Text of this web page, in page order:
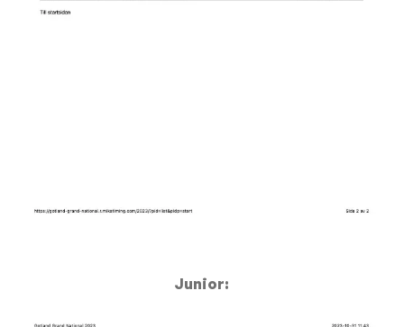
Junior: